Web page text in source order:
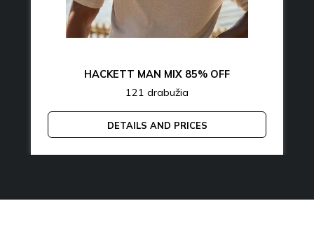
HACKETT MAN MIX 85% OFF
121 drabužia
DETAILS AND PRICES